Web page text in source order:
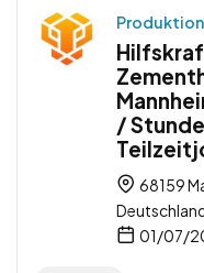
/
68159
01/07/